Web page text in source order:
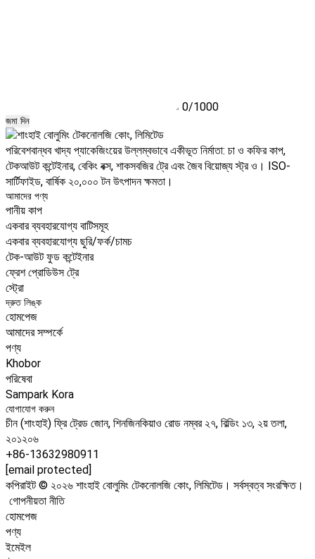
0/1000
জমা দিন
পরিবেশবান্ধব খাদ্য প্যাকেজিংয়ের উল্লম্বভাবে একীভূত নির্মাতা: চা ও কফির কাপ,
টেকআউট কন্টেইনার, বেকিং বক্স, শাকসবজির ট্রে এবং জৈব বিয়োজ্য স্ট্র ও। ISO-
সার্টিফাইড, বার্ষিক ২০,০০০ টন উৎপাদন ক্ষমতা।
আমাদের পণ্য
পানীয় কাপ
একবার ব্যবহারযোগ্য বাটিসমূহ
একবার ব্যবহারযোগ্য ছুরি/ফর্ক/চামচ
টেক-আউট ফুড কন্টেইনার
ফ্রেশ প্রোডিউস ট্রে
স্ট্রো
দ্রুত লিঙ্ক
হোমপেজ
আমাদের সম্পর্কে
পণ্য
Khobor
পরিষেবা
Sampark Kora
যোগাযোগ করুন
চীন (শাংহাই) ফ্রি ট্রেড জোন, শিনজিনকিয়াও রোড নম্বর ২৭, বিল্ডিং ১৩, ২য় তলা,
২০১২০৬
+86-13632980911
[email protected]
কপিরাইট © ২০২৬ শাংহাই বোলুমিং টেকনোলজি কোং, লিমিটেড। সর্বস্বত্ব সংরক্ষিত।
গোপনীয়তা নীতি
হোমপেজ
পণ্য
ইমেইল